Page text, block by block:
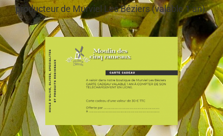
producteur de Murviel Les Béziers (valable 1 an).